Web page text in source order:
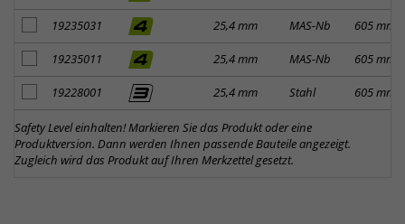
Artikel zum Merkzettel hinzufügen
19235031 25,4 mm MAS-Nb 605 mm
Artikel zum Merkzettel hinzufügen
19235011 25,4 mm MAS-Nb 605 mm
Artikel zum Merkzettel hinzufügen
19228001 25,4 mm Stahl 605 mm
Safety Level einhalten! Markieren Sie das Produkt oder eine
Produktversion. Dann werden Ihnen passende Bauteile angezeigt.
Zugleich wird das Produkt auf Ihren Merkzettel gesetzt.